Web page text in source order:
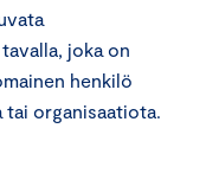
joka on
henkilö
organisaatiota.